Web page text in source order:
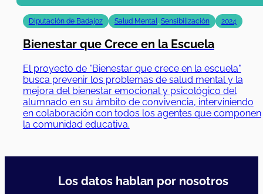
Diputación de Badajoz Salud Mental, Sensibilización 2024
Bienestar que Crece en la Escuela
El proyecto de "Bienestar que crece en la escuela"
busca prevenir los problemas de salud mental y la
mejora del bienestar emocional y psicológico del
alumnado en su ámbito de convivencia, interviniendo
en colaboración con todos los agentes que componen
la comunidad educativa.
Los datos hablan por nosotros